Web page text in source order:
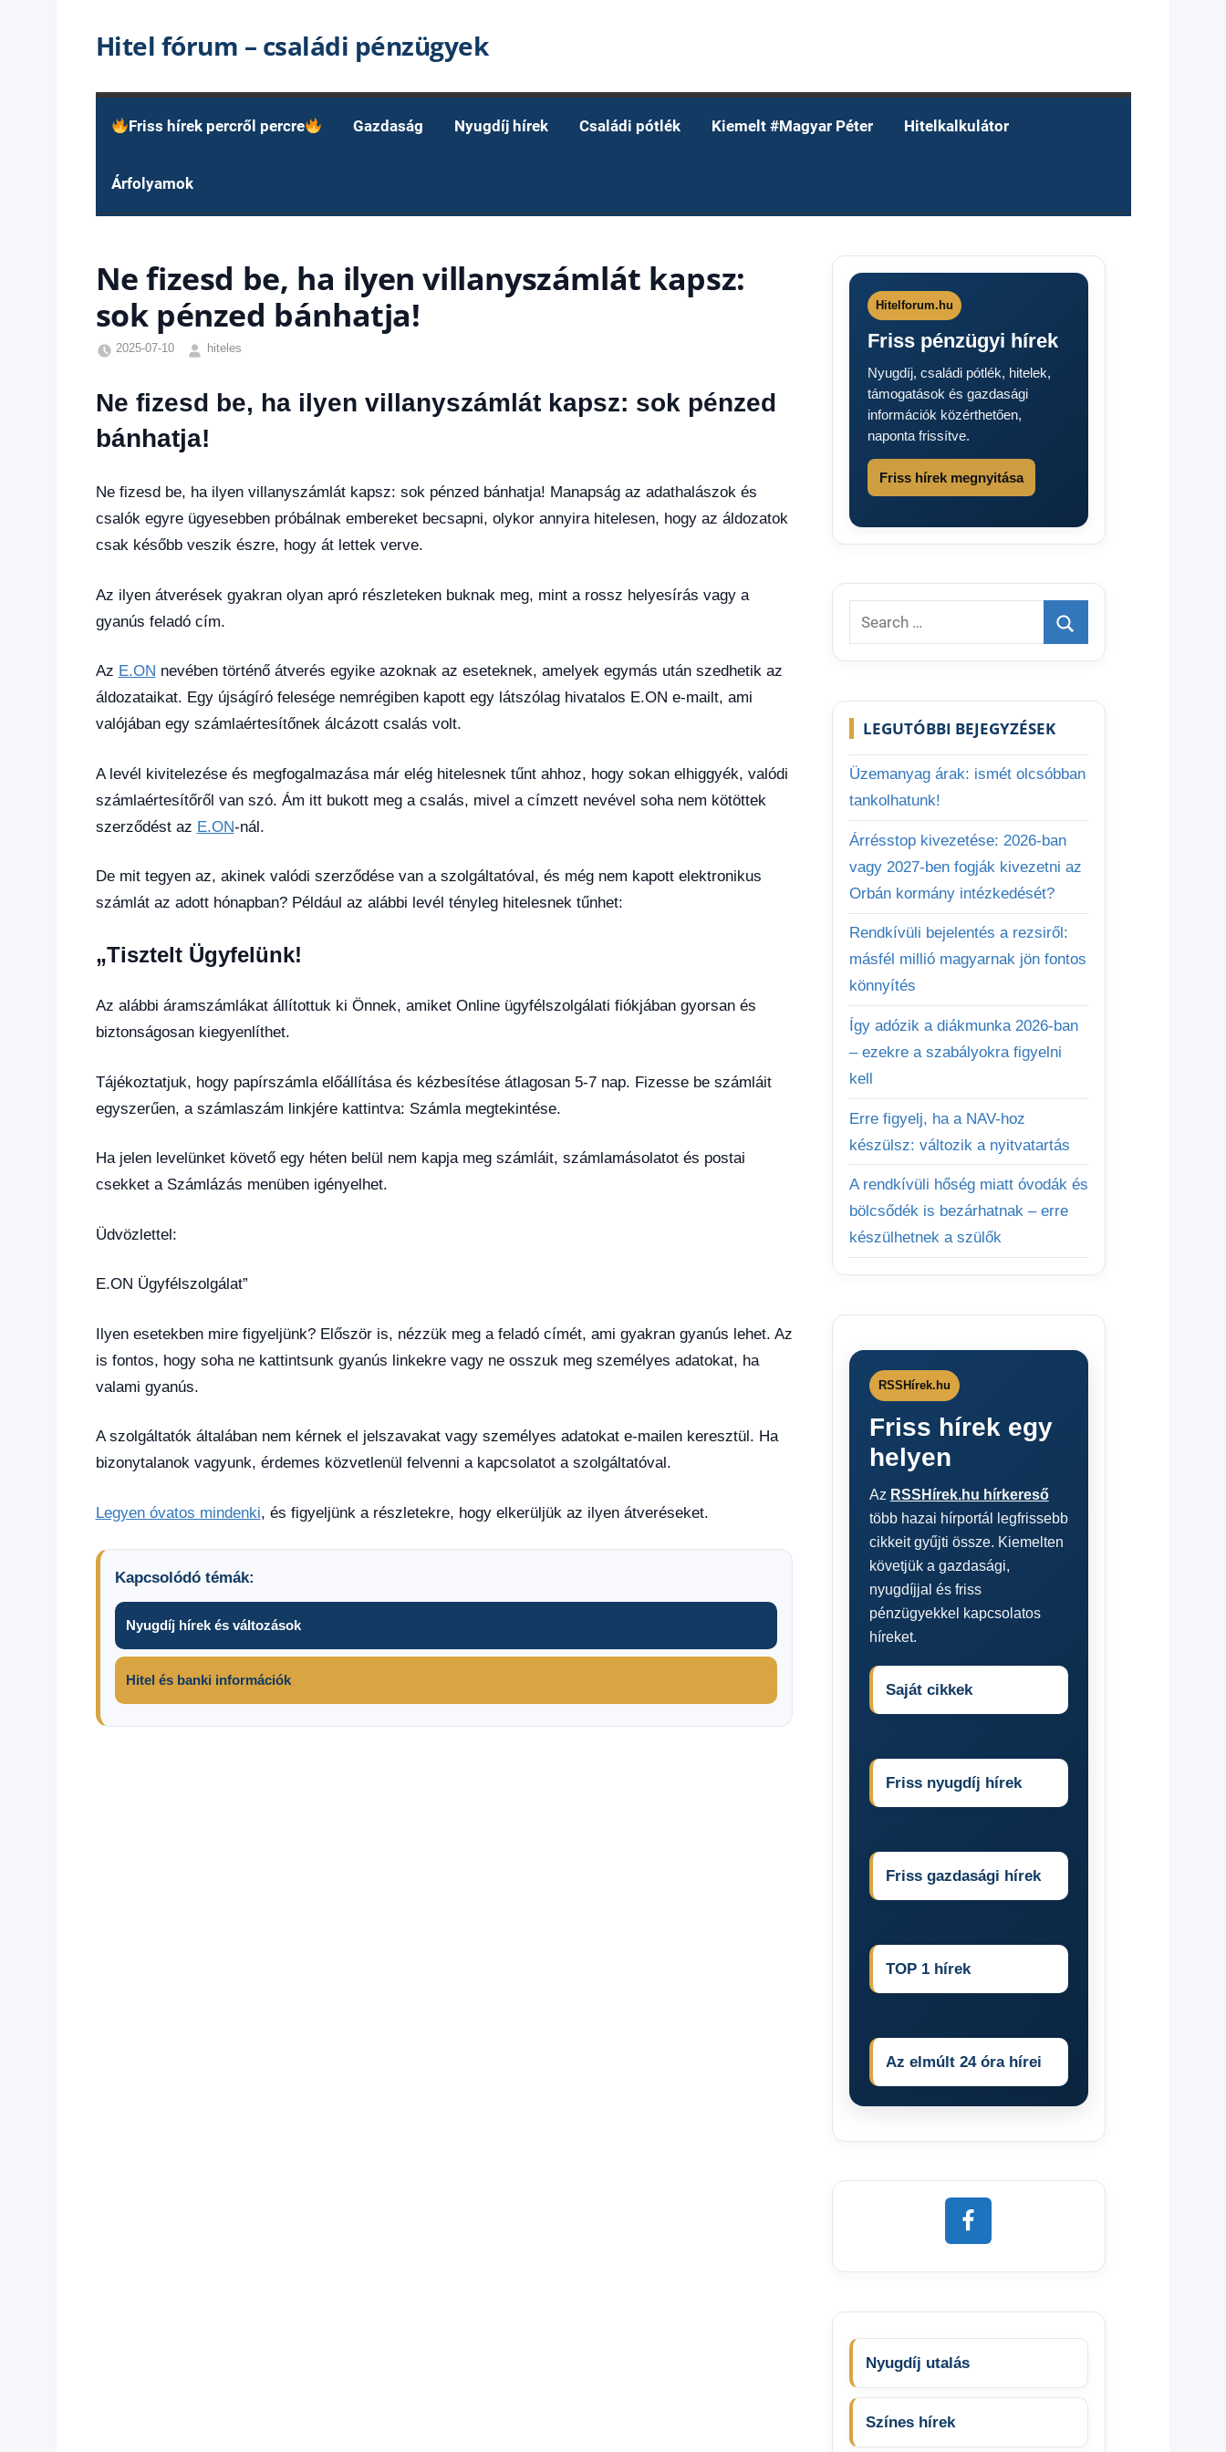
Hitel fórum – családi pénzügyek
Friss hírek percről percre Gazdaság Nyugdíj hírek Családi pótlék Kiemelt #Magyar Péter Hitelkalkulátor
Árfolyamok
Ne fizesd be, ha ilyen villanyszámlát kapsz:
sok pénzed bánhatja!
2025-07-10
hiteles
hírek,
kézből
Ne fizesd be, ha ilyen villanyszámlát kapsz: sok pénzed
bánhatja!
Ne fizesd be, ha ilyen villanyszámlát kapsz: sok pénzed bánhatja! Manapság az adathalászok és
csalók egyre ügyesebben próbálnak embereket becsapni, olykor annyira hitelesen, hogy az áldozatok
csak később veszik észre, hogy át lettek verve.
Az ilyen átverések gyakran olyan apró részleteken buknak meg, mint a rossz helyesírás vagy a
gyanús feladó cím.
Az E.ON nevében történő átverés egyike azoknak az eseteknek, amelyek egymás után szedhetik az
áldozataikat. Egy újságíró felesége nemrégiben kapott egy látszólag hivatalos E.ON e-mailt, ami
valójában egy számlaértesítőnek álcázott csalás volt.
A levél kivitelezése és megfogalmazása már elég hitelesnek tűnt ahhoz, hogy sokan elhiggyék, valódi
számlaértesítőről van szó. Ám itt bukott meg a csalás, mivel a címzett nevével soha nem kötöttek
szerződést az E.ON-nál.
De mit tegyen az, akinek valódi szerződése van a szolgáltatóval, és még nem kapott elektronikus
számlát az adott hónapban? Például az alábbi levél tényleg hitelesnek tűnhet:
„Tisztelt Ügyfelünk!
Az alábbi áramszámlákat állítottuk ki Önnek, amiket Online ügyfélszolgálati fiókjában gyorsan és
biztonságosan kiegyenlíthet.
Tájékoztatjuk, hogy papírszámla előállítása és kézbesítése átlagosan 5-7 nap. Fizesse be számláit
egyszerűen, a számlaszám linkjére kattintva: Számla megtekintése.
Ha jelen levelünket követő egy héten belül nem kapja meg számláit, számlamásolatot és postai
csekket a Számlázás menüben igényelhet.
Üdvözlettel:
E.ON Ügyfélszolgálat”
Ilyen esetekben mire figyeljünk? Először is, nézzük meg a feladó címét, ami gyakran gyanús lehet. Az
is fontos, hogy soha ne kattintsunk gyanús linkekre vagy ne osszuk meg személyes adatokat, ha
valami gyanús.
A szolgáltatók általában nem kérnek el jelszavakat vagy személyes adatokat e-mailen keresztül. Ha
bizonytalanok vagyunk, érdemes közvetlenül felvenni a kapcsolatot a szolgáltatóval.
Legyen óvatos mindenki, és figyeljünk a részletekre, hogy elkerüljük az ilyen átveréseket.
Kapcsolódó témák:
Nyugdíj hírek és változások
Hitel és banki információk
Hitelforum.hu
Friss pénzügyi hírek
Nyugdíj, családi pótlék, hitelek,
támogatások és gazdasági
információk közérthetően,
naponta frissítve.
Friss hírek megnyitása
Search
for:
Search
LEGUTÓBBI BEJEGYZÉSEK
Üzemanyag árak: ismét olcsóbban
tankolhatunk!
Árrésstop kivezetése: 2026-ban
vagy 2027-ben fogják kivezetni az
Orbán kormány intézkedését?
Rendkívüli bejelentés a rezsiről:
másfél millió magyarnak jön fontos
könnyítés
Így adózik a diákmunka 2026-ban
– ezekre a szabályokra figyelni
kell
Erre figyelj, ha a NAV-hoz
készülsz: változik a nyitvatartás
A rendkívüli hőség miatt óvodák és
bölcsődék is bezárhatnak – erre
készülhetnek a szülők
RSSHírek.hu
Friss hírek egy
helyen
Az RSSHírek.hu hírkereső
több hazai hírportál legfrissebb
cikkeit gyűjti össze. Kiemelten
követjük a gazdasági,
nyugdíjjal és friss
pénzügyekkel kapcsolatos
híreket.
Saját cikkek
Friss nyugdíj hírek
Friss gazdasági hírek
TOP 1 hírek
Az elmúlt 24 óra hírei
Nyugdíj utalás
Színes hírek